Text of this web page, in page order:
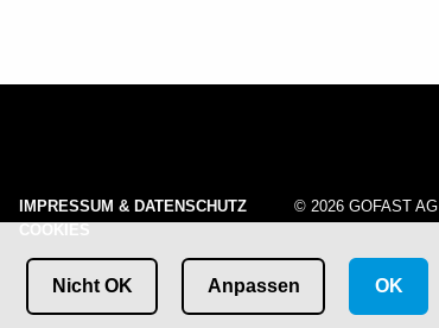
IMPRESSUM & DATENSCHUTZ
COOKIES
© 2026 GOFAST AG
Nicht OK Anpassen OK